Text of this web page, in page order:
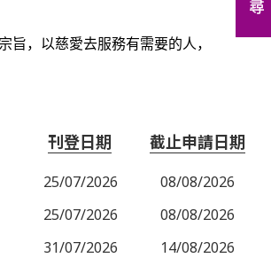
旨，以慈愛去服務有需要的人，
刊登日期 截止申請日期
25/07/2026
08/08/2026
25/07/2026
08/08/2026
31/07/2026
14/08/2026